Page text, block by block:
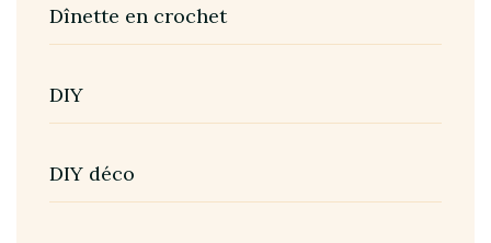
Dînette en crochet
DIY
DIY déco